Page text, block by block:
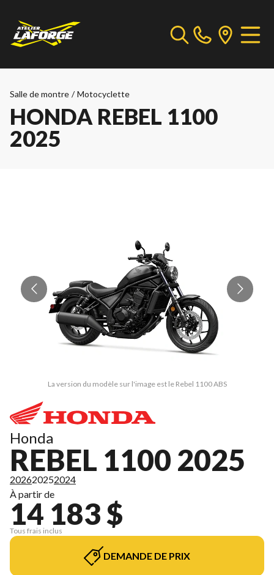
Salle de montre / Motocyclette
HONDA REBEL 1100
2025
La version du modèle sur l'image est le Rebel 1100 ABS
Honda
REBEL 1100 2025
202620252024
À partir de
14 183 $
Tous frais inclus
DEMANDE DE PRIX